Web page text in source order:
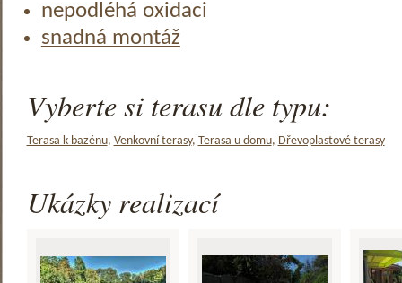
nepodléhá oxidaci
snadná montáž
Vyberte si terasu dle typu:
Terasa k bazénu, Venkovní terasy, Terasa u domu, Dřevoplastové terasy
Ukázky realizací